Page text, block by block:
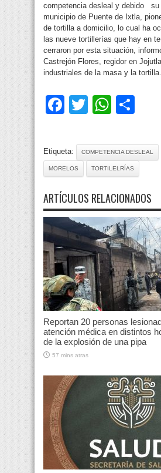
competencia desleal y debido su
municipio de Puente de Ixtla,
de tortilla a domicilio, lo cual ha
las nueve tortillerías que hay en
cerraron por esta situación,
Castrejón Flores, regidor en
industriales de la masa y la tortilla.
Facebook
Twitter
Etiqueta: COMPETENCIA DESLEAL
MORELOS TORTILELRÍAS
ARTÍCULOS RELACIONADOS
Reportan 20 personas
atención médica en distintos
de la explosión de una pipa
57 mins atras